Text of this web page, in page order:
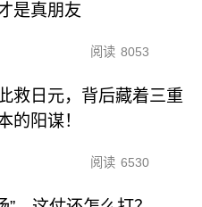
是真朋友
阅读 8053
救日元，背后藏着三重
的阳谋！
阅读 6530